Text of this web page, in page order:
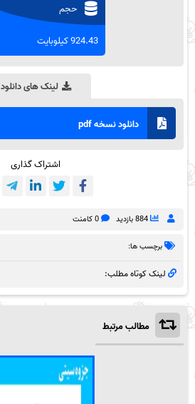
حجم
924.43 کیلوبایت
لینک های دانلود
دانلود نسخه pdf
اشتراک گذاری
884 بازدید 0 کامنت
برچسب ها:
لینک کوتاه مطلب:
مطالب مرتبط